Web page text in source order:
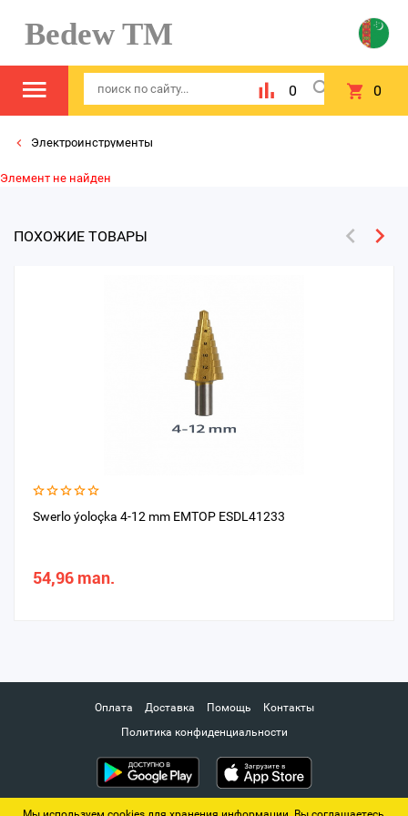
Bedew TM
0 0
Электроинструменты
Элемент не найден
ПОХОЖИЕ ТОВАРЫ
Swerlo ýoloçka 4-12 mm EMTOP ESDL41233
54,96 man.
Оплата Доставка Помощь
Контакты
Политика конфиденциальности